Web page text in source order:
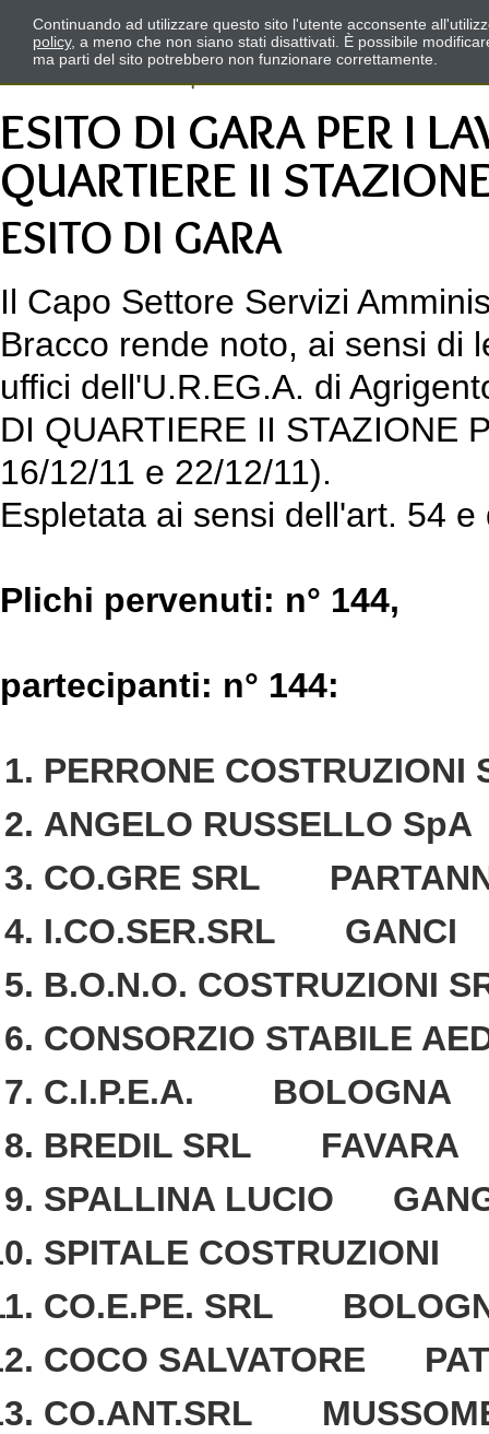
ESITO DI GARA PER I
QUARTIERE II
ESITO DI GARA
Il Capo Settore Servizi
Bracco rende noto, ai sensi di
uffici dell'U.R.EG.A. di
DI QUARTIERE II STAZIONE
16/12/11 e 22/12/11).
Espletata ai sensi dell'art. 54
Plichi pervenuti: n° 144,
partecipanti: n° 144:
PERRONE
ANGELO RUSSELLO
CO.GRE SRL
I.CO.SER.SRL GANCI
B.O.N.O. COSTRUZIONI
CONSORZIO STABILE
C.I.P.E.A. BOLOGNA
BREDIL SRL FAVARA
SPALLINA LUCIO
SPITALE COSTRUZIONI
CO.E.PE. SRL
COCO SALVATORE
CO.ANT.SRL
Continuando ad utilizzare questo sito l'utente acconsente
policy, a meno che non siano stati disattivati. È possibile
ma parti del sito potrebbero non funzionare correttamente.